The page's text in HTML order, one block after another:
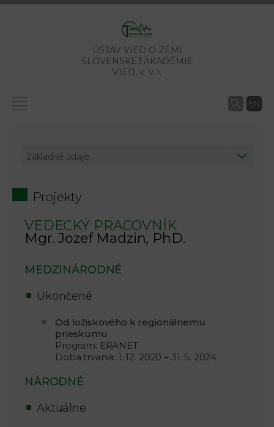
ÚSTAV VIED O ZEMI
SLOVENSKEJ AKADÉMIE
VIED, v. v. i.
EN
Projekty
VEDECKÝ PRACOVNÍK
Mgr. Jozef Madzin, PhD.
MEDZINÁRODNÉ
Ukončené
Od ložiskového k regionálnemu
prieskumu
Program: ERANET
Doba trvania: 1. 12. 2020 – 31. 5. 2024
NÁRODNÉ
Aktuálne